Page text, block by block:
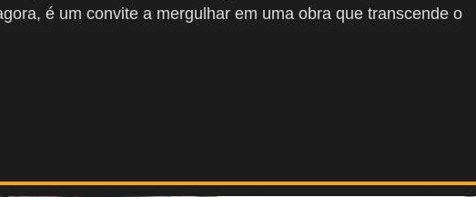
é um convite a mergulhar em uma obra que transcende o